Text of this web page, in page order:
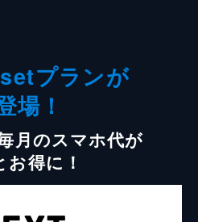
プランが
場！
月のスマホ代が
お得に！